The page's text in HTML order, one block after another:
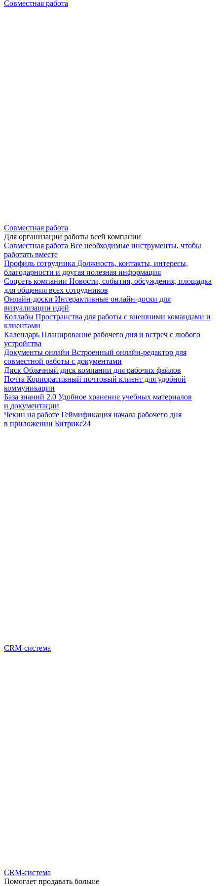
Совместная работа
Совместная работа
Для организации работы всей компании
Совместная работа Все необходимые инструменты, чтобы
работать вместе
Профиль сотрудника Должность, контакты, интересы,
благодарности и другая полезная информация
Соцсеть компании Новости, события, обсуждения, площадка
для общения всех сотрудников
Онлайн-доски Интерактивные онлайн-доски для
визуализации идей
Коллабы Пространства для работы с внешними командами и
клиентами
Календарь Планирование рабочего дня и встреч с любого
устройства
Документы онлайн Встроенный онлайн-редактор для
совместной работы с документами
Диск Облачный диск компании для рабочих файлов
Почта Корпоративный почтовый клиент для удобной
коммуникации
База знаний 2.0 Удобное хранение учебных материалов
и документации
Чекин на работе Геймификация начала рабочего дня
в приложении Битрикс24
CRM-система
CRM-система
Помогает продавать больше